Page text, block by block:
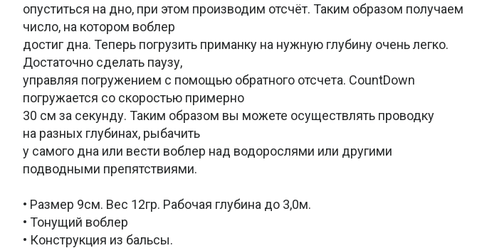
опуститься на дно, при этом производим отсчёт. Таким образом получаем
число, на котором воблер
достиг дна. Теперь погрузить приманку на нужную глубину очень легко.
Достаточно сделать паузу,
управляя погружением с помощью обратного отсчета. CountDown
погружается со скоростью примерно
30 см за секунду. Таким образом вы можете осуществлять проводку
на разных глубинах, рыбачить
у самого дна или вести воблер над водорослями или другими
подводными препятствиями.
• Размер 9см. Вес 12гр. Рабочая глубина до 3,0м.
• Тонущий воблер
• Конструкция из бальсы.